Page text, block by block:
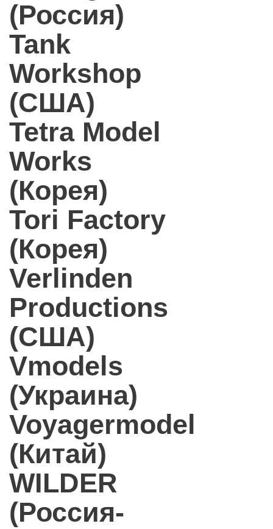
(Россия)
Tank
Workshop
(США)
Tetra Model
Works
(Корея)
Tori Factory
(Корея)
Verlinden
Productions
(США)
Vmodels
(Украина)
Voyagermodel
(Китай)
WILDER
(Россия-